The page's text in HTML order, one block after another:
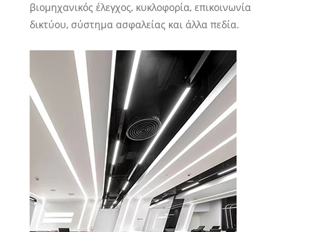
βιομηχανικός έλεγχος, κυκλοφορία, επικοινωνία
δικτύου, σύστημα ασφαλείας και άλλα πεδία.